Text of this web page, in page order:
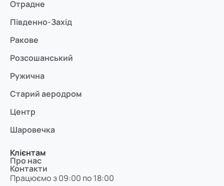
Отрадне
Південно-Захід
Ракове
Розсошанський
Ружична
Старий аеродром
Центр
Шаровечка
Клієнтам
Про нас
Контакти
Працюємо з 09:00 по 18:00